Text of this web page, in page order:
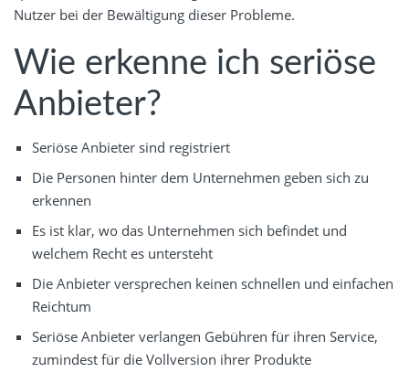
Nutzer bei der Bewältigung dieser Probleme.
Wie erkenne ich seriöse
Anbieter?
Seriöse Anbieter sind registriert
Die Personen hinter dem Unternehmen geben sich zu
erkennen
Es ist klar, wo das Unternehmen sich befindet und
welchem Recht es untersteht
Die Anbieter versprechen keinen schnellen und einfachen
Reichtum
Seriöse Anbieter verlangen Gebühren für ihren Service,
zumindest für die Vollversion ihrer Produkte